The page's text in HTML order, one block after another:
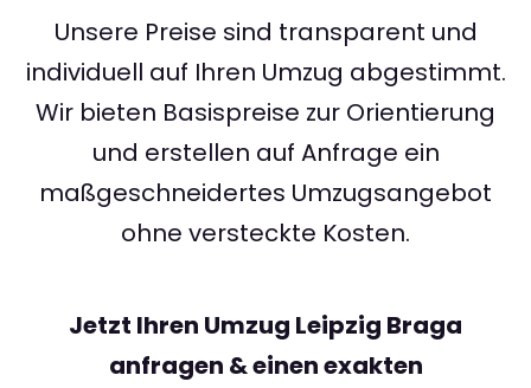
Unsere Preise sind transparent und
individuell auf Ihren Umzug abgestimmt.
Wir bieten Basispreise zur Orientierung
und erstellen auf Anfrage ein
maßgeschneidertes Umzugsangebot
ohne versteckte Kosten.
Jetzt Ihren Umzug Leipzig Braga
anfragen & einen exakten